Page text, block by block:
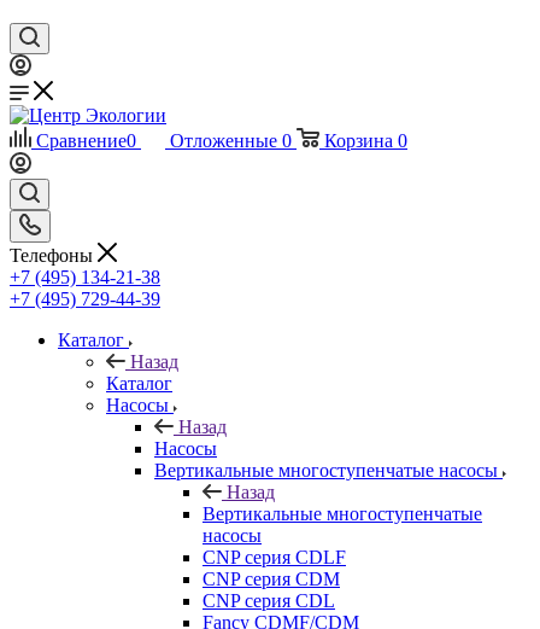
Сравнение0 Отложенные 0 Корзина 0
Телефоны
+7 (495) 134-21-38
+7 (495) 729-44-39
Каталог
Назад
Каталог
Насосы
Назад
Насосы
Вертикальные многоступенчатые насосы
Назад
Вертикальные многоступенчатые
насосы
CNP серия CDLF
CNP серия CDM
CNP серия CDL
Fancy CDMF/CDM